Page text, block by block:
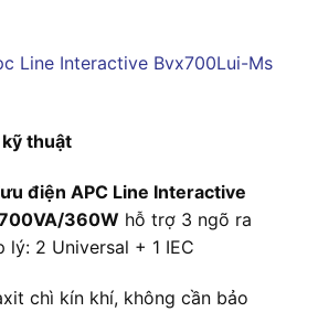
thuật
điện APC Line Interactive
360W hỗ trợ 3 ngõ ra
2 Universal + 1 IEC
chì kín khí, không cần bảo